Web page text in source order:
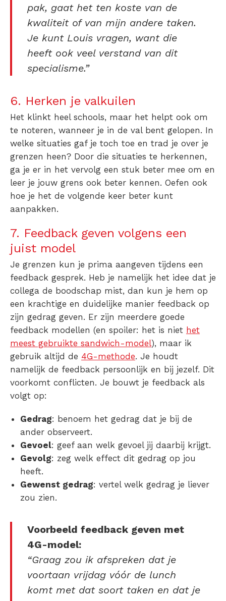
pak, gaat het ten koste van de
kwaliteit of van mijn andere taken.
Je kunt Louis vragen, want die
heeft ook veel verstand van dit
specialisme.”
6. Herken je valkuilen
Het klinkt heel schools, maar het helpt ook om
te noteren, wanneer je in de val bent gelopen. In
welke situaties gaf je toch toe en trad je over je
grenzen heen? Door die situaties te herkennen,
ga je er in het vervolg een stuk beter mee om en
leer je jouw grens ook beter kennen. Oefen ook
hoe je het de volgende keer beter kunt
aanpakken.
7. Feedback geven volgens een
juist model
Je grenzen kun je prima aangeven tijdens een
feedback gesprek. Heb je namelijk het idee dat je
collega de boodschap mist, dan kun je hem op
een krachtige en duidelijke manier feedback op
zijn gedrag geven. Er zijn meerdere goede
feedback modellen (en spoiler: het is niet het
meest gebruikte sandwich-model), maar ik
gebruik altijd de 4G-methode. Je houdt
namelijk de feedback persoonlijk en bij jezelf. Dit
voorkomt conflicten. Je bouwt je feedback als
volgt op:
Gedrag: benoem het gedrag dat je bij de
ander observeert.
Gevoel: geef aan welk gevoel jij daarbij krijgt.
Gevolg: zeg welk effect dit gedrag op jou
heeft.
Gewenst gedrag: vertel welk gedrag je liever
zou zien.
Voorbeeld feedback geven met
4G-model:
“Graag zou ik afspreken dat je
voortaan vrijdag vóór de lunch
komt met dat soort taken en dat je